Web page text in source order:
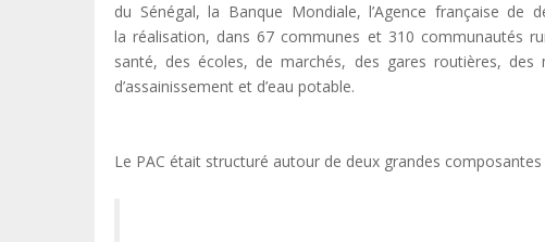
du Sénégal, la Banque Mondiale, l’Agence française
la réalisation, dans 67 communes et 310 communautés
santé, des écoles, de marchés, des gares routières,
d’assainissement et d’eau potable.
Le PAC était structuré autour de deux grandes composantes